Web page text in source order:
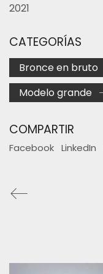
2021
CATEGORÍAS
Bronce en bruto
Modelo grande
COMPARTIR
Facebook LinkedIn